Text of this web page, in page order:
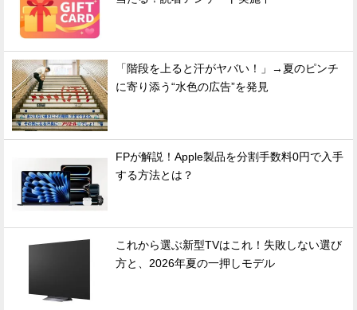
「階段を上ると汗がヤバい！」→夏のピンチ
に寄り添う“水色の広告”を発見
FPが解説！Apple製品を分割手数料0円で入手
する方法とは？
これから選ぶ新型TVはこれ！失敗しない選び
方と、2026年夏の一押しモデル